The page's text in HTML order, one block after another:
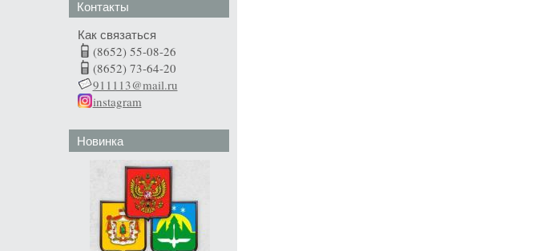
Контакты
Как связаться
(8652) 55-08-26
(8652) 73-64-20
911113@mail.ru
instagram
Новинка